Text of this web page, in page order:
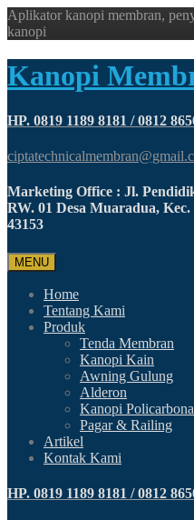
Aplikator kanopi membran,
kanopi
Kanopi
HP. 0819 1189 8181 / 0812
Marketing Office : Jl.
RW. 01 Desa Muaradua,
43153
MENU
Home
Tentang Kami
Produk
Tenda Membran
Kanopi Kain
Awning Gulung
Alderon
Kanopi
Pagar & Railing
Artikel
Kontak Kami
HP. 0819 1189 8181 / 0812